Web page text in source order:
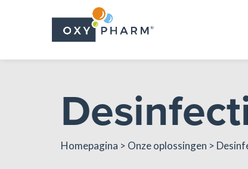
content
Homepagina > Onze oplossingen >